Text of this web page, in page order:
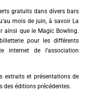
gratuits dans divers bars
mois de juin, à savoir La
ainsi que le Magic Bowling.
pour les différents
internet de l’association
extraits et présentations de
des éditions précédentes.